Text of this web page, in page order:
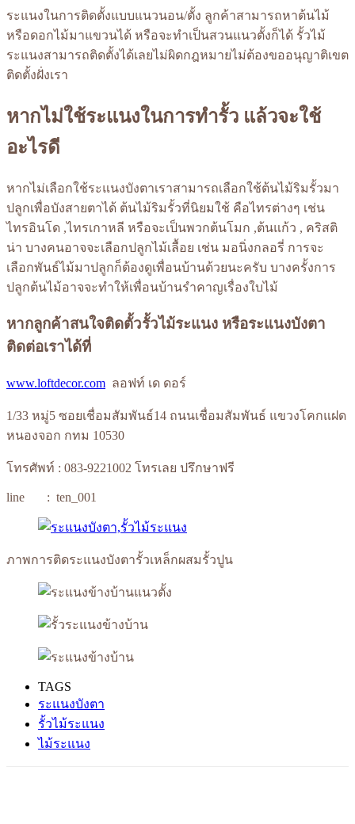
ระแนงในการติดตั้งแบบแนวนอน/ตั้ง ลูกค้าสามารถหาต้นไม้
หรือดอกไม้มาแขวนได้ หรือจะทำเป็นสวนแนวตั้งก็ได้ รั้วไม้
ระแนงสามารถติดตั้งได้เลยไม่ผิดกฎหมายไม่ต้องขออนุญาติเขต
ติดตั้งฝั่งเรา
หากไม่ใช้ระแนงในการทำรั้ว แล้วจะใช้
อะไรดี
หากไม่เลือกใช้ระแนงบังตาเราสามารถเลือกใช้ต้นไม้ริมรั้วมา
ปลูกเพื่อบังสายตาได้ ต้นไม้ริมรั้วที่นิยมใช้ คือไทรต่างๆ เช่น
ไทรอินโด ,ไทรเกาหลี หรือจะเป็นพวกต้นโมก ,ต้นแก้ว , คริสติ
น่า บางคนอาจจะเลือกปลูกไม้เลื้อย เช่น มอนิ่งกลอรี่ การจะ
เลือกพันธ์ไม้มาปลูกก็ต้องดูเพื่อนบ้านด้วยนะครับ บางครั้งการ
ปลูกต้นไม้อาจจะทำให้เพื่อนบ้านรำคาญเรื่องใบไม้
หากลูกค้าสนใจติดตั้วรั้วไม้ระแนง หรือระแนงบังตา
ติดต่อเราได้ที่
www.loftdecor.com ลอฟท์ เด ดอร์
1/33 หมู่5 ซอยเชื่อมสัมพันธ์14 ถนนเชื่อมสัมพันธ์ แขวงโคกแฝด
หนองจอก กทม 10530
โทรศัพท์ : 083-9221002 โทรเลย ปรึกษาฟรี
line : ten_001
ภาพการติดระแนงบังตารั้วเหล็กผสมรั้วปูน
TAGS
ระแนงบังตา
รั้วไม้ระแนง
ไม้ระแนง